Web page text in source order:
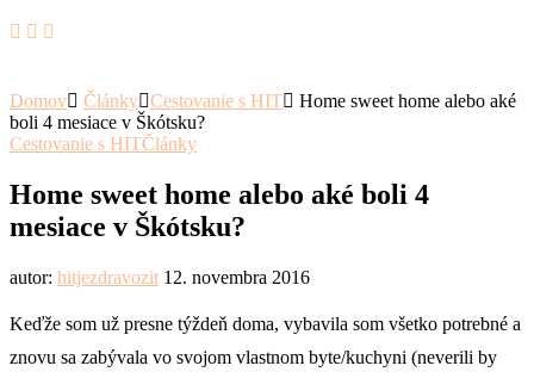
Domov Články Cestovanie s HIT
Home sweet home alebo aké
boli 4 mesiace v Škótsku?
Cestovanie s HITČlánky
Home sweet home alebo aké boli 4
mesiace v Škótsku?
autor: hitjezdravozit 12. novembra 2016
Keďže som už presne týždeň doma, vybavila som všetko potrebné a
znovu sa zabývala vo svojom vlastnom byte/kuchyni (neverili by